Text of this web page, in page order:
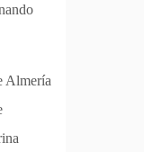
Almería